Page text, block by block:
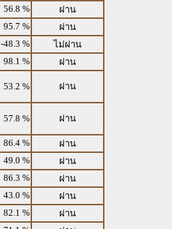
56.8 %
ผ่าน
95.7 %
ผ่าน
-48.3 %
ไม่ผ่าน
98.1 %
ผ่าน
53.2 % ผ่าน
57.8 % ผ่าน
86.4 %
ผ่าน
49.0 %
ผ่าน
86.3 %
ผ่าน
43.0 %
ผ่าน
82.1 %
ผ่าน